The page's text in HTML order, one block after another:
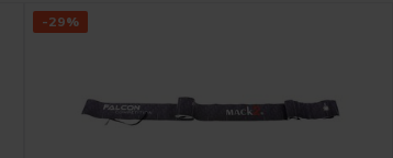
-29%